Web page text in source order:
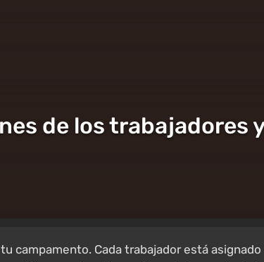
de los trabajadores
campamento. Cada trabajador está asignado